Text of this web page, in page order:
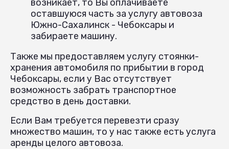
возникает, то Вы оплачиваете
оставшуюся часть за услугу автовоза
Южно-Сахалинск - Чебоксары и
забираете машину.
Также мы предоставляем услугу стоянки-
хранения автомобиля по прибытии в город
Чебоксары, если у Вас отсутствует
возможность забрать транспортное
средство в день доставки.
Если Вам требуется перевезти сразу
множество машин, то у нас также есть услуга
аренды целого автовоза.